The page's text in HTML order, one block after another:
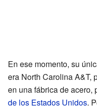
En ese momento, su
era North Carolina A&T,
en una fábrica de acero,
de los Estados Unidos.